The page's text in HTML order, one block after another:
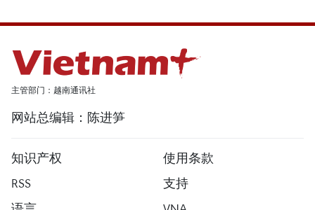
主管部门：越南通讯社
网站总编辑：陈进笋
知识产权
使用条款
RSS
支持